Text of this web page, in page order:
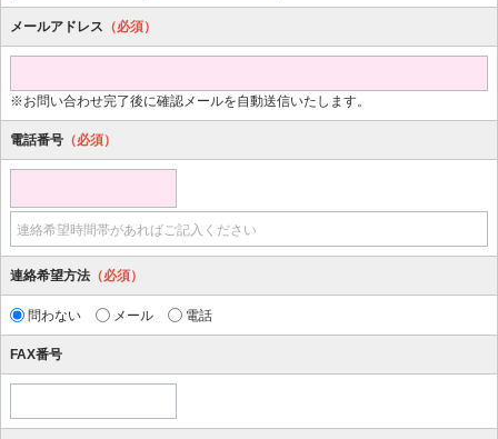
メールアドレス （必須）
※お問い合わせ完了後に確認メールを自動送信いたします。
電話番号 （必須）
連絡希望時間帯があればご記入ください
連絡希望方法 （必須）
問わない メール 電話
FAX番号